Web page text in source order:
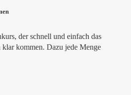
der schnell und einfach das
kommen. Dazu jede Menge